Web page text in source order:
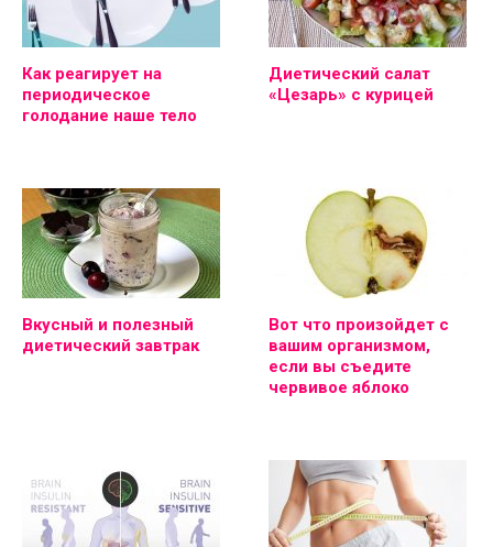
Как реагирует на
периодическое
голодание наше тело
Диетический салат
«Цезарь» с курицей
Вкусный и полезный
диетический завтрак
Вот что произойдет с
вашим организмом,
если вы съедите
червивое яблоко